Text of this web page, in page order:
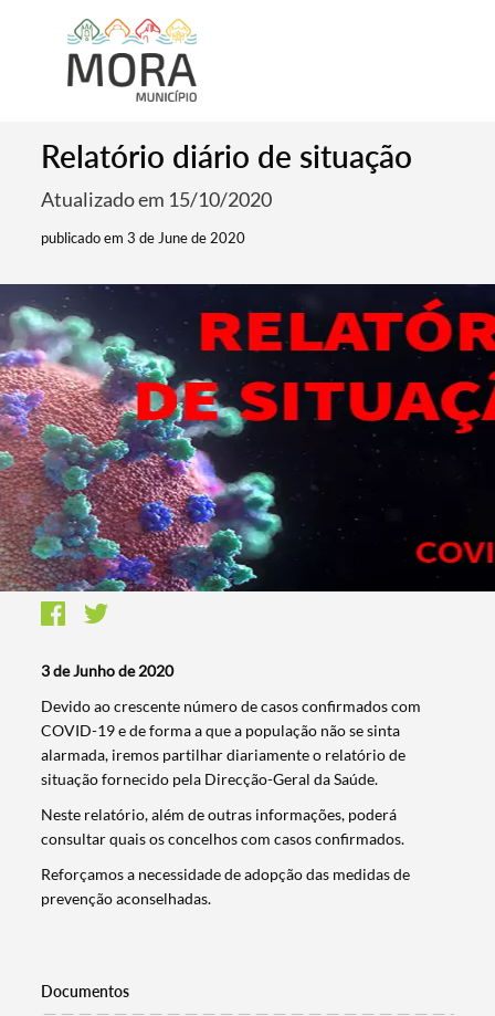
Relatório diário de situação
Atualizado em 15/10/2020
publicado em 3 de June de 2020
3 de Junho de 2020
​​​​Devido ao crescente número de casos confirmados com
COVID-19 e de forma a que a população não se sinta
alarmada, iremos partilhar diariamente o relatório de
situação fornecido pela Direcção-Geral da Saúde.
Neste relatório, além de outras informações, poderá
consultar quais os concelhos com casos confirmados.
Reforçamos a necessidade de adopção das medidas de
prevenção aconselhadas.
Documentos